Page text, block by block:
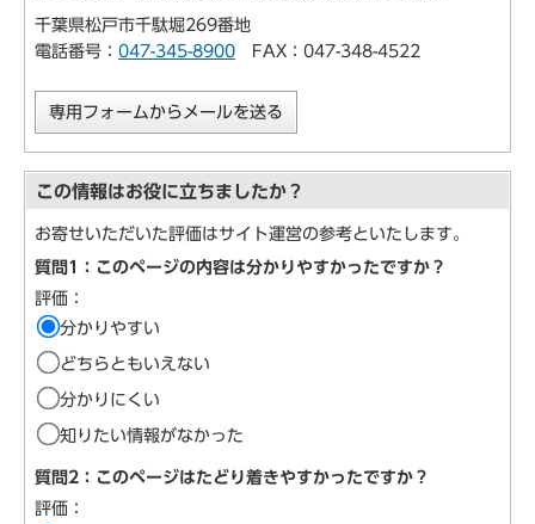
千葉県松戸市千駄堀269番地
電話番号： 047-345-8900 FAX：047-348-4522
専用フォームからメールを送る
この情報はお役に立ちましたか？
お寄せいただいた評価はサイト運営の参考といたします。
質問1：このページの内容は分かりやすかったですか？
評価：
分かりやすい
どちらともいえない
分かりにくい
知りたい情報がなかった
質問2：このページはたどり着きやすかったですか？
評価：